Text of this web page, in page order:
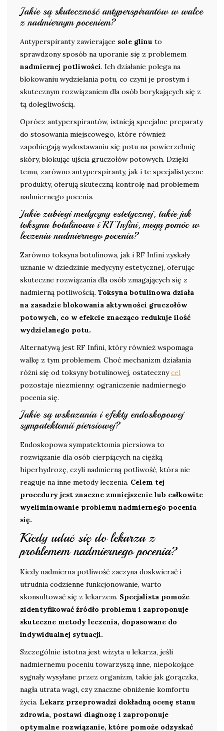
Jakie są skuteczność antyperspirantów w walce
z nadmiernym poceniem?
Antyperspiranty zawierające sole glinu to
sprawdzony sposób na uporanie się z problemem
nadmiernej potliwości. Ich działanie polega na
blokowaniu wydzielania potu, co czyni je prostym i
skutecznym rozwiązaniem dla osób borykających się z
tą dolegliwością.
Oprócz antyperspirantów, istnieją specjalne preparaty
do stosowania miejscowego, które również
zapobiegają wydostawaniu się potu na powierzchnię
skóry, blokując ujścia gruczołów potowych. Dzięki
temu, zarówno antyperspiranty, jak i te specjalistyczne
produkty, oferują skuteczną kontrolę nad problemem
nadmiernego pocenia.
Jakie zabiegi medycyny estetycznej, takie jak
toksyna botulinowa i RF Infini, mogą pomóc w
leczeniu nadmiernego pocenia?
Zarówno toksyna botulinowa, jak i RF Infini zyskały
uznanie w dziedzinie medycyny estetycznej, oferując
skuteczne rozwiązania dla osób zmagających się z
nadmierną potliwością. Toksyna botulinowa działa
na zasadzie blokowania aktywności gruczołów
potowych, co w efekcie znacząco redukuje ilość
wydzielanego potu.
Alternatywą jest RF Infini, który również wspomaga
walkę z tym problemem. Choć mechanizm działania
różni się od toksyny botulinowej, ostatecznycel
pozostaje niezmienny: ograniczenie nadmiernego
pocenia się.
Jakie są wskazania i efekty endoskopowej
sympatektomii piersiowej?
Endoskopowa sympatektomia piersiowa to
rozwiązanie dla osób cierpiących na ciężką
hiperhydrozę, czyli nadmierną potliwość, która nie
reaguje na inne metody leczenia. Celem tej
procedury jest znaczne zmniejszenie lub całkowite
wyeliminowanie problemu nadmiernego pocenia
się.
Kiedy udać się do lekarza z
problemem nadmiernego pocenia?
Kiedy nadmierna potliwość zaczyna doskwierać i
utrudnia codzienne funkcjonowanie, warto
skonsultować się z lekarzem. Specjalista pomoże
zidentyfikować źródło problemu i zaproponuje
skuteczne metody leczenia, dopasowane do
indywidualnej sytuacji.
Szczególnie istotna jest wizyta u lekarza, jeśli
nadmiernemu poceniu towarzyszą inne, niepokojące
sygnały wysyłane przez organizm, takie jak gorączka,
nagła utrata wagi, czy znaczne obniżenie komfortu
życia. Lekarz przeprowadzi dokładną ocenę stanu
zdrowia, postawi diagnozę i zaproponuje
optymalne rozwiązanie, które pomoże odzyskać